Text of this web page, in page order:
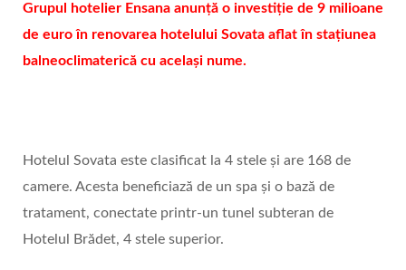
Grupul hotelier Ensana anunță o investiție de 9 milioane
de euro în renovarea hotelului Sovata aflat în stațiunea
balneoclimaterică cu același nume.
Hotelul Sovata este clasificat la 4 stele și are 168 de
camere. Acesta beneficiază de un spa și o bază de
tratament, conectate printr-un tunel subteran de
Hotelul Brădet, 4 stele superior.